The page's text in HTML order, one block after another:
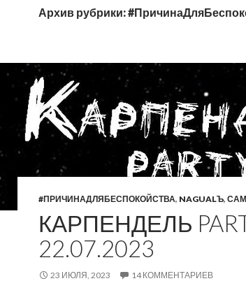
Архив рубрики:
#ПРИЧИНАДЛЯБЕСПОКОЙСТВА, NAGUALЪ,
КАРПЕНДЕЛЬ
22.07.2023
23 ИЮЛЯ, 2023 14 КОММЕНТАРИЕВ